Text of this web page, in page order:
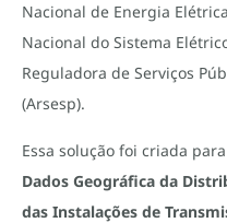
Nacional de Energia
Nacional do Sistema
Reguladora de Serviços
(Arsesp).
Essa solução foi criada
Dados Geográfica da
das Instalações de